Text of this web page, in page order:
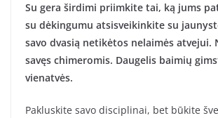
Su gera širdimi priimkite tai, ką jums
su dėkingumu atsisveikinkite su
savo dvasią netikėtos nelaimės atvejui.
savęs chimeromis. Daugelis baimių
vienatvės.
Pakluskite savo disciplinai, bet būkite